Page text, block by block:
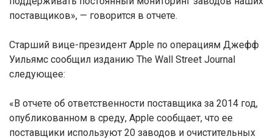
поставщиков», — говорится в отчете.
Старший вице-президент Apple по операциям Джефф
Уильямс сообщил изданию The Wall Street Journal
следующее:
«В отчете об ответственности поставщика за 2014 год,
опубликованном в среду, Apple сообщает, что ее
поставщики используют 20 заводов и очистительных